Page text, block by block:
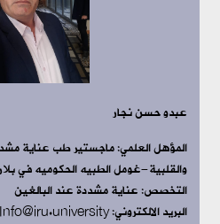
عبدو حسن نجار
المؤهل العلمي:ماجستير طب عناية
والقلبية-غومل الطبيه الحكوميه في
التخصص:عناية مشددة عند البالغين
البريد الالكتروني: Info@iru.university